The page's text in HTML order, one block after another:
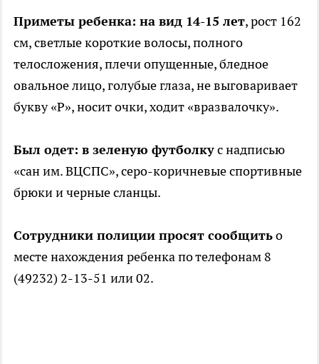
Приметы ребенка: на вид 14-15 лет, рост 162
см, светлые короткие волосы, полного
телосложения, плечи опущенные, бледное
овальное лицо, голубые глаза, не выговаривает
букву «Р», носит очки, ходит «вразвалочку».
Был одет: в зеленую футболкус надписью
«сан им. ВЦСПС», серо-коричневые спортивные
брюки и черные сланцы.
Сотрудники полиции просят сообщитьо
месте нахождения ребенка по телефонам 8
(49232) 2-13-51 или 02.